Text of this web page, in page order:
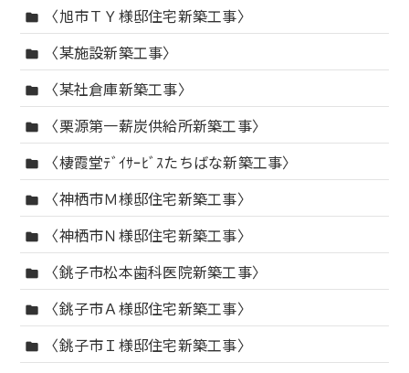
folder 〈旭市ＴＹ様邸住宅新築工事〉
folder 〈某施設新築工事〉
folder 〈某社倉庫新築工事〉
folder 〈栗源第一薪炭供給所新築工事〉
folder 〈棲霞堂ﾃﾞｲｻｰﾋﾞｽたちばな新築工事〉
folder 〈神栖市Ｍ様邸住宅新築工事〉
folder 〈神栖市Ｎ様邸住宅新築工事〉
folder 〈銚子市松本歯科医院新築工事〉
folder 〈銚子市Ａ様邸住宅新築工事〉
folder
〈銚子市Ｉ様邸住宅新築工事〉